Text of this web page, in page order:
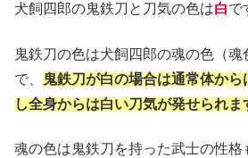
犬飼四郎の鬼鉄刀と刀気の色は白で
鬼鉄刀の色は犬飼四郎の魂の色（
で、
鬼鉄刀が白の場合は通常体か
し全身からは白い刀気が発せられま
魂の色は鬼鉄刀を持った武士の性格